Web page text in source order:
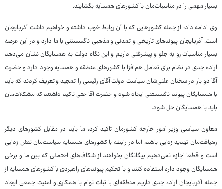
بسیار مهمی را در مناسبات‌مان با کشورهای همسایه بگشایند.
وی ادامه داد: از جمله کشورهایی که با آن روابط خوب داشته و خواهیم داشت آذربایجان
است. آذربایجان پیوندهای تاریخی و تمدنی و مذهبی ناگسستنی با ما دارد و در این عرصه
بسیار مناسبات رو به جلو و پیشرفتی داریم و این نگاه دولت به همسایگان نشان می‌دهد
اراده جدی در نظام برای تعامل هم‌افزا با کشورهای منطقه و همسایه وجود دارد و حضرت
آقا دو بار در سخنان علنی‌شان سیاست دولت آقای رئیسی را تمجید و تعریف کردند که باید
با همسایگان پیوند ناگسستنی ایجاد شود و حضرت آقا حتی تاکید داشتند که مشکلات‌مان
باید با همسایگان حل شود.
معاون سیاسی وزیر امور خارجه کشورمان تاکید کرد: ما باید در مقابل کشورهای دیگر
رهیافت‌مان تهدید زدایی باشد، اما در رابطه با کشورهای همسایه سیاست‌مان تنش زدایی
است و قطعا اجازه نمی‌دهیم بیگانگان بخواهند از شکاف‌های احتمالی که بین ما و برخی
همسایگان وجود دارد استفاده کنند و با تحکیم پیوندهای راهبردی با کشورهای همسایه از
جمله آذربایجان اراده جدی داریم منطقه‌ای با ثبات توام با همکاری و امنیت جمعی ایجاد